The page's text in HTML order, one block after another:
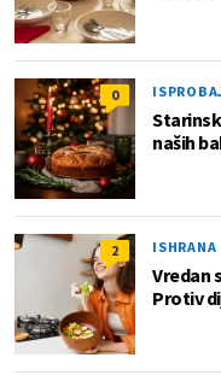
0
naših
2 ISHRANA
Vredan
Protiv